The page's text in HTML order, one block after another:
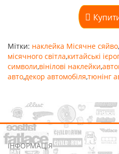
Мітки: наклейка Місячне сяйво,
місячного світла,китайські
символи,вінілові наклейки,
авто,декор автомобіля,тюнінг
ІНФОРМАЦІЯ